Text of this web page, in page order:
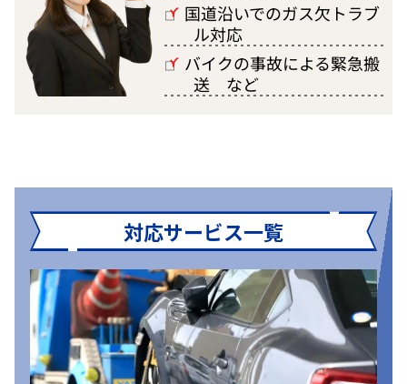
□
国道沿いでのガス欠トラブ
ル対応
□
バイクの事故による緊急搬
送 など
対応サービス一覧